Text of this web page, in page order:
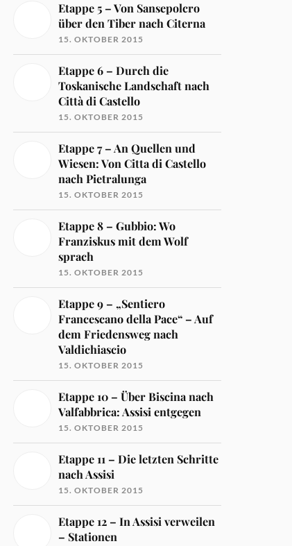
Etappe 5 – Von Sansepolcro
über den Tiber nach Citerna
15. OKTOBER 2015
Etappe 6 – Durch die
Toskanische Landschaft nach
Città di Castello
15. OKTOBER 2015
Etappe 7 – An Quellen und
Wiesen: Von Citta di Castello
nach Pietralunga
15. OKTOBER 2015
Etappe 8 – Gubbio: Wo
Franziskus mit dem Wolf
sprach
15. OKTOBER 2015
Etappe 9 – „Sentiero
Francescano della Pace“ – Auf
dem Friedensweg nach
Valdichiascio
15. OKTOBER 2015
Etappe 10 – Über Biscina nach
Valfabbrica: Assisi entgegen
15. OKTOBER 2015
Etappe 11 – Die letzten Schritte
nach Assisi
15. OKTOBER 2015
Etappe 12 – In Assisi verweilen
– Stationen